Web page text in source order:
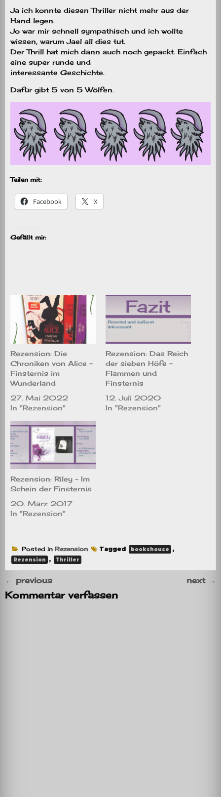
Ja ich konnte diesen Thriller nicht mehr aus der
Hand legen.
Jo war mir schnell sympathisch und ich wollte
wissen, warum Jael all dies tut.
Der Thrill hat mich dann auch noch gepackt. Einfach
eine super runde und
interessante Geschichte.
Dafür gibt 5 von 5 Wölfen.
Teilen mit:
Facebook X
Gefällt mir:
Rezension: Die
Chroniken von Alice –
Finsternis im
Wunderland
27. Mai 2022
In "Rezension"
Rezension: Das Reich
der sieben Höfe –
Flammen und
Finsternis
12. Juli 2020
In "Rezension"
Rezension: Riley – Im
Schein der Finsternis
20. März 2017
In "Rezension"
Posted in Rezension Tagged bookshouse ,
Rezension , Thriller
← previous next →
Kommentar verfassen